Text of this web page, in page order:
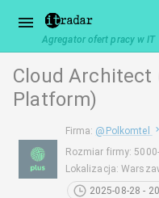
Agregator ofert pracy w IT
Cloud Architect
Platform)
Firma: @ Polkomtel
Rozmiar firmy:
Lokalizacja:
2025-08-28 -